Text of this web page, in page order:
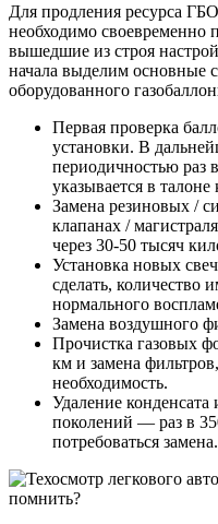
Для продления ресурса
необходимо своевременно
вышедшие из строя
начала выделим основные
оборудованного
Первая проверка
установки. В
периодичностью раз
указывается в
Замена резиновых /
клапанах /
через 30-50 тысяч
Установка новых
сделать, количество
нормального
Замена воздушного
Прочистка газовых
км и замена
необходимость.
Удаление
поколений — раз в
потребоваться замена.